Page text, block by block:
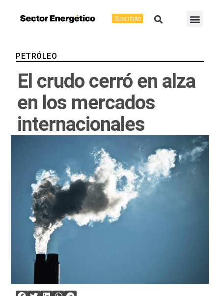
Suscribite Buscar
PETRÓLEO
El crudo cerró en alza
en los mercados
internacionales